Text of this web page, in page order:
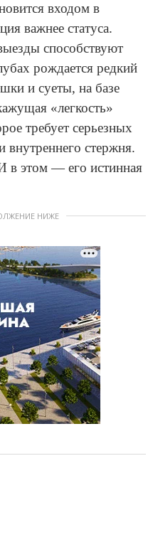
входом в
важнее статуса.
способствуют
рождается редкий
и суеты, на базе
«легкость»
требует серьезных
внутреннего стержня.
в этом — его истинная
НИЖЕ